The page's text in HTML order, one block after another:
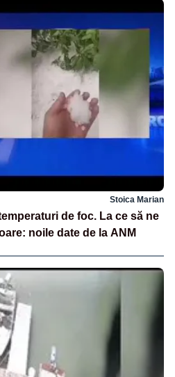
Stoica Marian
de foc. La ce să ne
noile date de la ANM